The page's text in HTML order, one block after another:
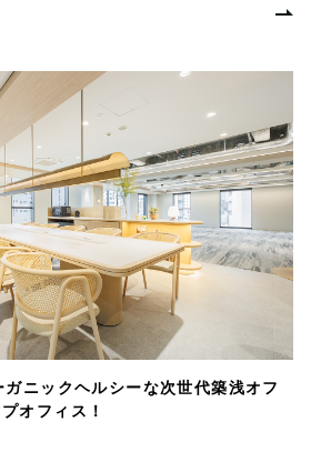
ニックヘルシーな次世代築浅オフ
オフィス！